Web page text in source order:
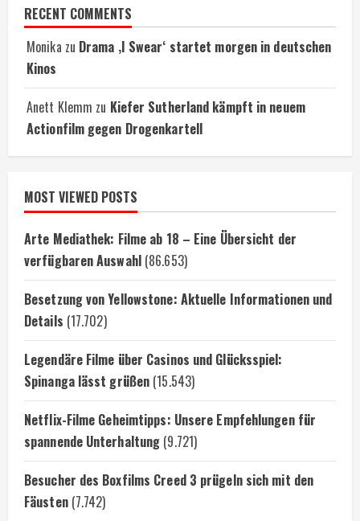
RECENT COMMENTS
Monika zu Drama ‚I Swear‘ startet morgen in deutschen
Kinos
Anett Klemm zu Kiefer Sutherland kämpft in neuem
Actionfilm gegen Drogenkartell
MOST VIEWED POSTS
Arte Mediathek: Filme ab 18 – Eine Übersicht der
verfügbaren Auswahl (86.653)
Besetzung von Yellowstone: Aktuelle Informationen und
Details (17.702)
Legendäre Filme über Casinos und Glücksspiel:
Spinanga lässt grüßen (15.543)
Netflix-Filme Geheimtipps: Unsere Empfehlungen für
spannende Unterhaltung (9.721)
Besucher des Boxfilms Creed 3 prügeln sich mit den
Fäusten (7.742)